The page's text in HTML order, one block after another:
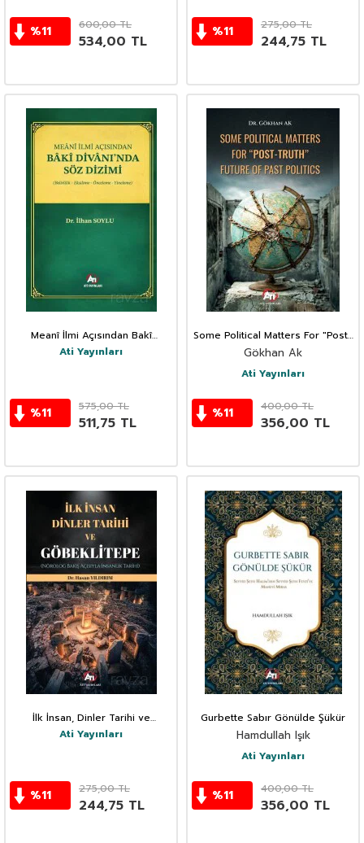
%11 600,00TL
534,00 TL
%11 275,00TL
244,75 TL
Meanî İlmi Açısından Bakî
Divanı'nda Söz Dizimi (Belirlilik,
Eksiltme, Önceleme, Yineleme)
Ati Yayınları
%11 575,00TL
511,75 TL
Some Political Matters For "Post-
Truth" Future Of Past Politics
Gökhan Ak
Ati Yayınları
%11 400,00TL
356,00 TL
İlk İnsan, Dinler Tarihi ve
Göbeklitepe (Nörolog Bakış
Açısıyla İnsanlık Tarihi)
Ati Yayınları
%11 275,00TL
244,75 TL
Gurbette Sabır Gönülde Şükür
Hamdullah Işık
Ati Yayınları
%11 400,00TL
356,00 TL